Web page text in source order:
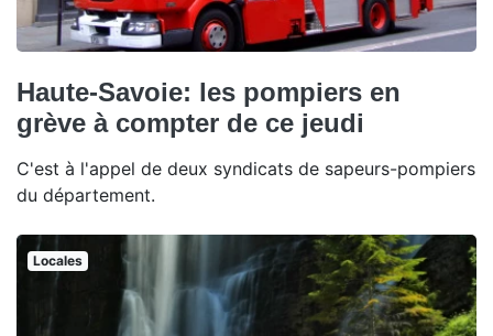
Haute-Savoie: les pompiers en
grève à compter de ce jeudi
C'est à l'appel de deux syndicats de sapeurs-pompiers
du département.
Locales